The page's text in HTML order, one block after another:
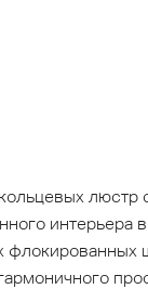
интерьера